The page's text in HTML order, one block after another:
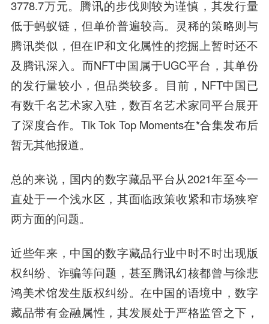
3778.7万元。腾讯的步伐则较为谨慎，其发行量
低于蚂蚁链，但单价普遍较高。灵稀的策略则与
腾讯类似，但在IP和文化属性的挖掘上暂时还不
及腾讯深入。而NFT中国属于UGC平台，其单份
的发行量较小，但品类较多。目前，NFT中国已
有数千名艺术家入驻，数百名艺术家同平台展开
了深度合作。Tik Tok Top Moments在*合集发布后
暂无其他报道。
总的来说，国内的数字藏品平台从2021年至今一
直处于一个浅水区，其面临政策收紧和市场狭窄
两方面的问题。
近些年来，中国的数字藏品行业中时不时出现版
权纠纷、诈骗等问题，甚至腾讯幻核都曾与徐悲
鸿美术馆发生版权纠纷。在中国的语境中，数字
藏品带有金融属性，其发展处于严格监管之下，